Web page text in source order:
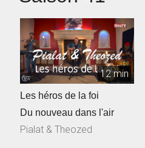
12 min
Les héros de la foi
Du nouveau dans l'air
Pialat & Theozed